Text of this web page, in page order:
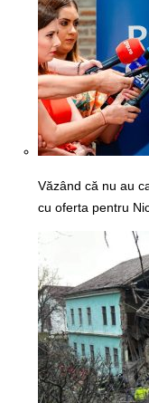
Văzând că nu au
cu oferta pentru